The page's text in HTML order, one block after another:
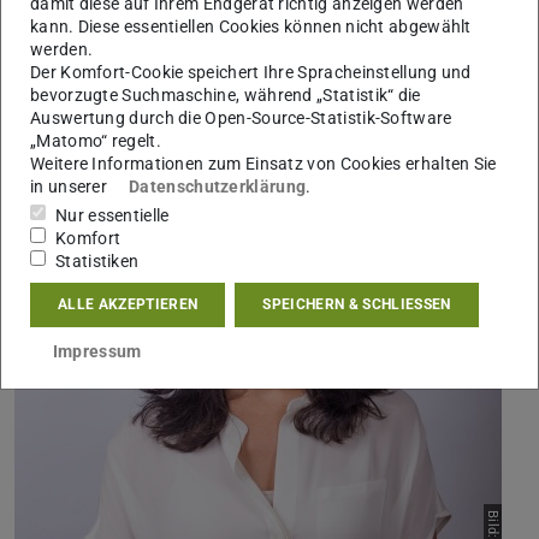
Mehr erfahren
Professorin Milica Radisic
kann. Diese essentiellen Cookies können nicht abgewählt
werden.
Der Komfort-Cookie speichert Ihre Spracheinstellung und
bevorzugte Suchmaschine, während „Statistik“ die
Auswertung durch die Open-Source-Statistik-Software
„Matomo“ regelt.
Weitere Informationen zum Einsatz von Cookies erhalten Sie
in unserer
Datenschutzerklärung.
Nur essentielle
Komfort
Statistiken
ALLE AKZEPTIEREN SPEICHERN & SCHLIESSEN
Impressum